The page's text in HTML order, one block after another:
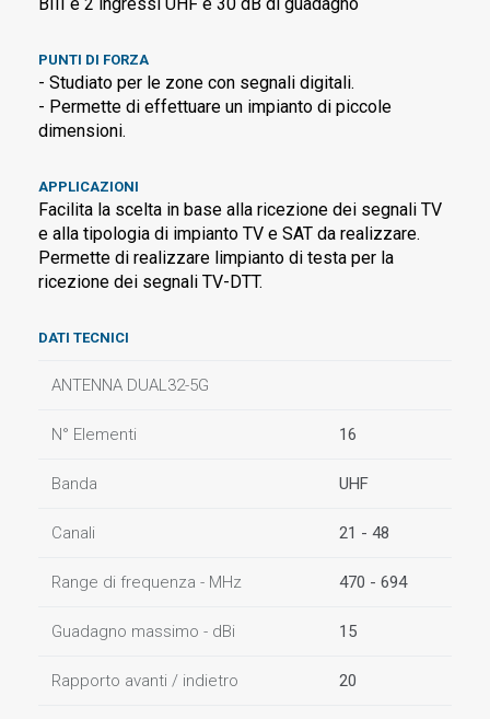
PUNTI DI FORZA
- Studiato per le zone con segnali digitali.
- Permette di effettuare un impianto di piccole
dimensioni.
APPLICAZIONI
Facilita la scelta in base alla ricezione dei segnali TV
e alla tipologia di impianto TV e SAT da realizzare.
Permette di realizzare limpianto di testa per la
ricezione dei segnali TV-DTT.
DATI TECNICI
ANTENNA DUAL32-5G
N° Elementi 16
Banda UHF
Canali 21 - 48
Range di frequenza - MHz 470 - 694
Guadagno massimo - dBi 15
Rapporto avanti / indietro 20